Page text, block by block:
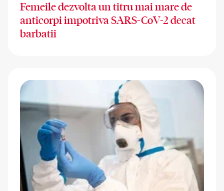
Femeile dezvolta un titru mai mare de
anticorpi impotriva SARS-CoV-2 decat
barbatii